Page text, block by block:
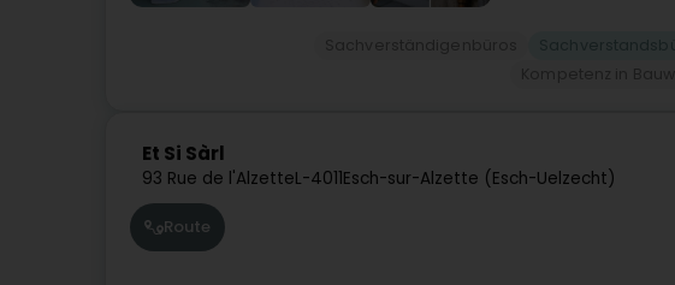
Et Si Sàrl
93 Rue de l'AlzetteL-4011Esch-sur-Alzette (Esch-Uelzecht)
Route